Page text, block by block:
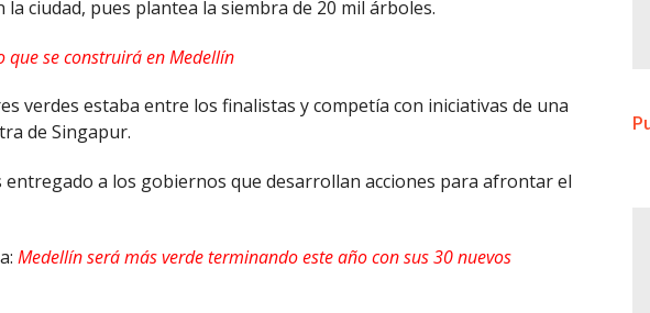
la ciudad, pues plantea la siembra de 20 mil árboles.
que se construirá en Medellín
verdes estaba entre los finalistas y competía con iniciativas de una
de Singapur.
entregado a los gobiernos que desarrollan acciones para afrontar el
Medellín será más verde terminando este año con sus 30 nuevos